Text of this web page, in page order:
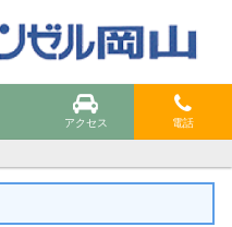
アクセス 電話